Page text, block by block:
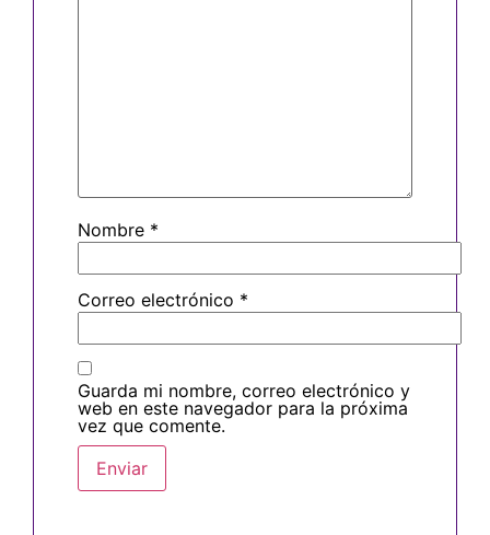
Nombre *
Correo electrónico *
Guarda mi nombre, correo electrónico y
web en este navegador para la próxima
vez que comente.